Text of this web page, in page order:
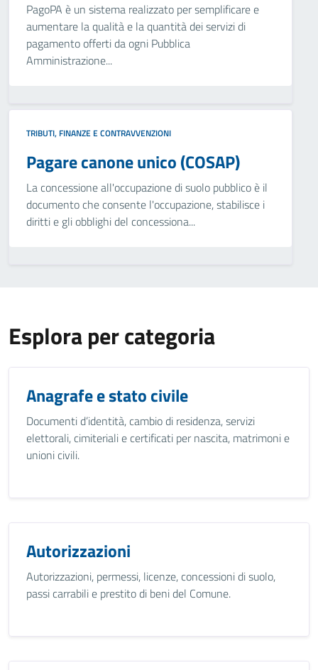
PagoPA è un sistema realizzato per semplificare e
aumentare la qualità e la quantità dei servizi di
pagamento offerti da ogni Pubblica
Amministrazione...
TRIBUTI, FINANZE E CONTRAVVENZIONI
Pagare canone unico (COSAP)
La concessione all'occupazione di suolo pubblico è il
documento che consente l'occupazione, stabilisce i
diritti e gli obblighi del concessiona...
Esplora per categoria
Anagrafe e stato civile
Documenti d’identità, cambio di residenza, servizi
elettorali, cimiteriali e certificati per nascita, matrimoni e
unioni civili.
Autorizzazioni
Autorizzazioni, permessi, licenze, concessioni di suolo,
passi carrabili e prestito di beni del Comune.